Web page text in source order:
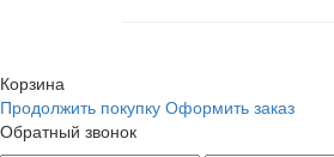
Корзина
Продолжить покупку Оформить заказ
Обратный звонок